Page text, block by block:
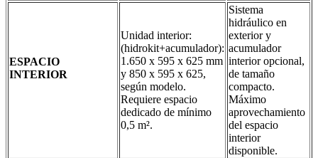
ESPACIO
INTERIOR
Unidad interior:
(hidrokit+acumulador):
1.650 x 595 x 625 mm
y 850 x 595 x 625,
según modelo.
Requiere espacio
dedicado de mínimo
0,5 m².
Sistema
hidráulico en
exterior y
acumulador
interior opcional,
de tamaño
compacto.
Máximo
aprovechamiento
del espacio
interior
disponible.